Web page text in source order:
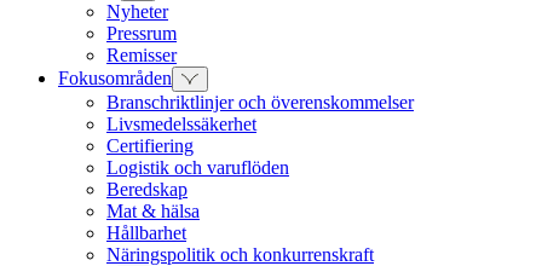
Nyheter
Pressrum
Remisser
Fokusområden
Branschriktlinjer och överenskommelser
Livsmedelssäkerhet
Certifiering
Logistik och varuflöden
Beredskap
Mat & hälsa
Hållbarhet
Näringspolitik och konkurrenskraft